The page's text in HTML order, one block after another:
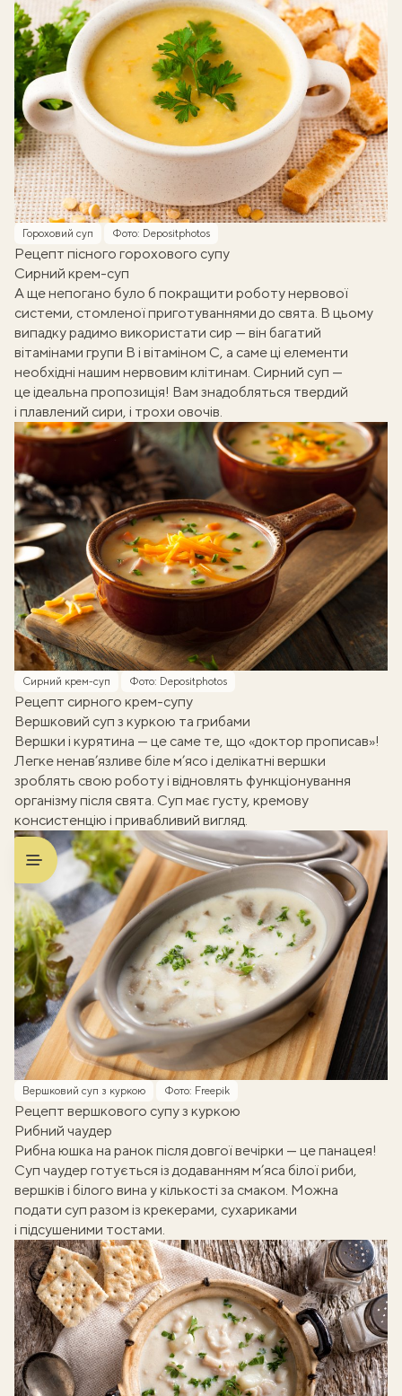
Гороховий суп Фото: Depositphotos
Рецепт пісного горохового супу
Сирний крем-суп
А ще непогано було б покращити роботу нервової
системи, стомленої приготуваннями до свята. В цьому
випадку радимо використати сир — він багатий
вітамінами групи В і вітаміном С, а саме ці елементи
необхідні нашим нервовим клітинам. Сирний суп —
це ідеальна пропозиція! Вам знадобляться твердий
і плавлений сири, і трохи овочів.
Сирний крем-суп Фото: Depositphotos
Рецепт сирного крем-супу
Вершковий суп з куркою та грибами
Вершки і курятина — це саме те, що «доктор прописав»!
Легке ненав’язливе біле м’ясо і делікатні вершки
зроблять свою роботу і відновлять функціонування
організму після свята. Суп має густу, кремову
консистенцію і привабливий вигляд.
Вершковий суп з куркою Фото: Freepik
Рецепт вершкового супу з куркою
Рибний чаудер
Рибна юшка на ранок після довгої вечірки — це панацея!
Суп чаудер готується із додаванням м’яса білої риби,
вершків і білого вина у кількості за смаком. Можна
подати суп разом із крекерами, сухариками
і підсушеними тостами.